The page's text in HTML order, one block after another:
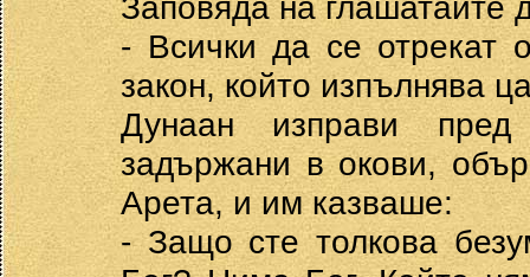
- Всички да се отрекат
закон, който изпълнява
Дунаан изправи
задържани в окови,
Арета, и им казваше:
- Защо сте толкова